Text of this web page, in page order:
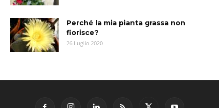
Perché la mia pianta grassa non
fiorisce?
26 Luglio 2020